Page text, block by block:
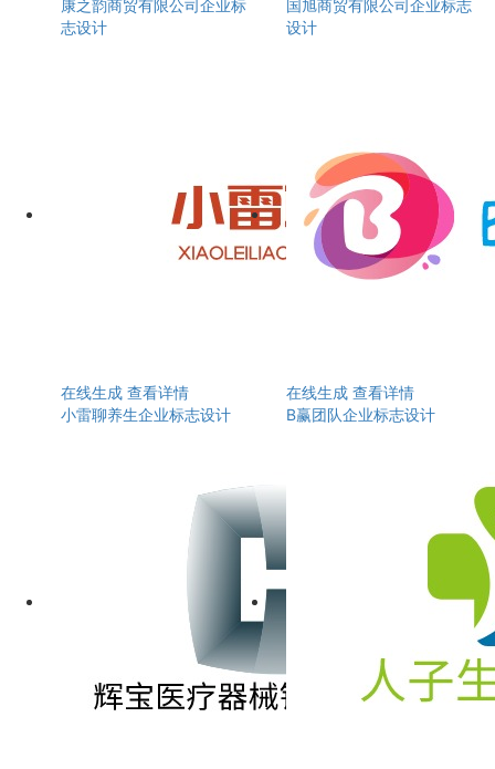
康之韵商贸有限公司企业标
志设计
国旭商贸有限公司企业标志
设计
在线生成 查看详情
小雷聊养生企业标志设计
在线生成 查看详情
B赢团队企业标志设计